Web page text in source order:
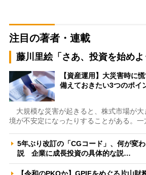
注目の著者・連載
藤川里絵「さあ、投資を始めよ
【資産運用】大災害時に
備えておきたい3つのポ
大規模な災害が起きると、株式市場が大
境が不安定になったりすることがある。一
5年ぶり改訂の「CGコード」、何が変
説 企業に成長投資の具体的な説…
【令和のPKOか】GPIFをめぐる片山財